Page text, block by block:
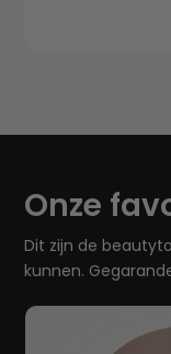
Onze
Dit zijn de
kunnen.